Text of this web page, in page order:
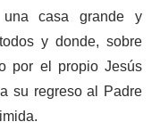
casa grande y
y donde, sobre
por el propio Jesús
su regreso al Padre